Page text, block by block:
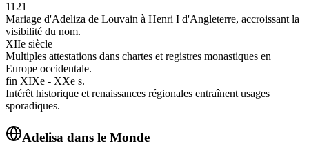
1121
Mariage d'Adeliza de Louvain à Henri I d'Angleterre, accroissant la
visibilité du nom.
XIIe siècle
Multiples attestations dans chartes et registres monastiques en
Europe occidentale.
fin XIXe - XXe s.
Intérêt historique et renaissances régionales entraînent usages
sporadiques.
Adelisa dans le Monde